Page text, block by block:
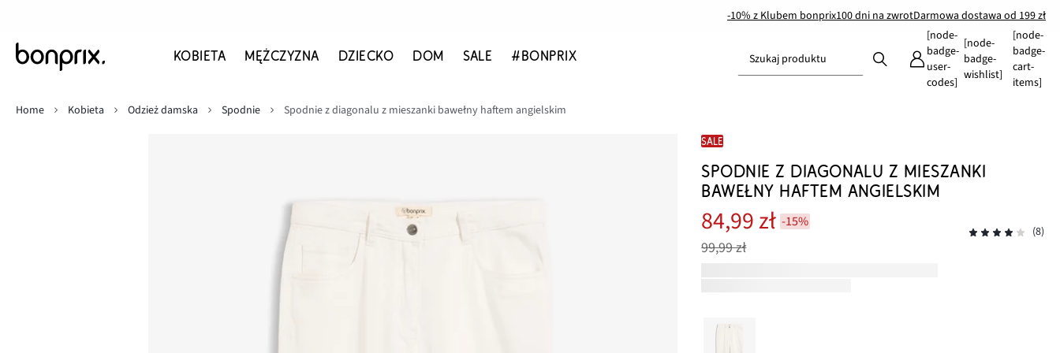
-10% z Klubem bonprix100 dni na zwrotDarmowa dostawa od 199 zł
KOBIETA MĘŻCZYZNA DZIECKO DOM SALE #BONPRIX Szukaj produktu
[node-
badge-
user-
codes]
[node-
badge-
wishlist]
[node-
badge-
cart-
items]
Home
Kobieta Odzież damska Spodnie Spodnie z diagonalu z mieszanki bawełny haftem angielskim
SALE
SPODNIE Z DIAGONALU Z MIESZANKI
BAWEŁNY HAFTEM ANGIELSKIM
84,99 zł -15%
99,99 zł
(8)